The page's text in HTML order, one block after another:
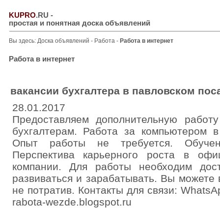
KUPRO.RU -
простая и понятная доска объявлений
Вы здесь: Доска объявлений - Работа - Работа в интернет
Работа в интернет
вакансии бухгалтера в павловском
28.01.2017
Предоставляем дополнительную
бухгалтерам. Работа за компьютером
Опыт работы не требуется.
Перспектива карьерного роста в
компании. Для работы необходим
развиваться и зарабатывать. Вы можете
не потратив. Контакты для связи:
rabota-wezde.blogspot.ru